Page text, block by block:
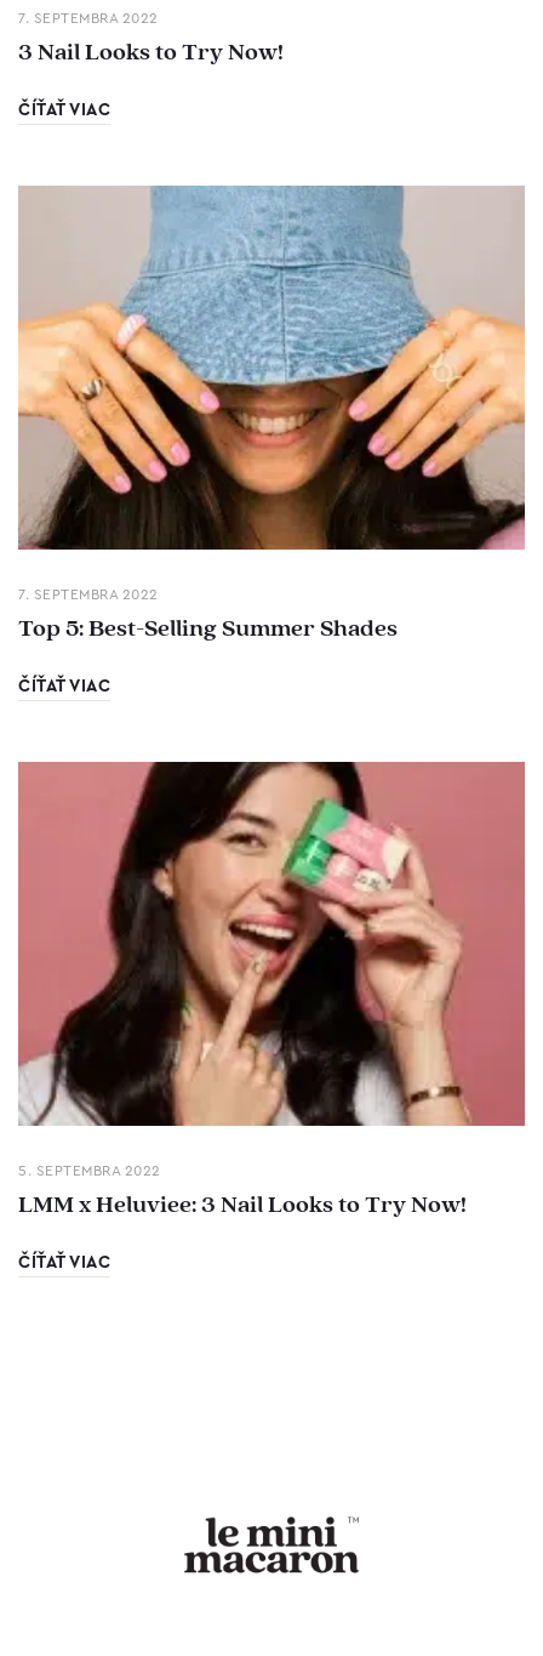
7. SEPTEMBRA 2022
3 Nail Looks to Try Now!
ČÍŤAŤ VIAC
7. SEPTEMBRA 2022
Top 5: Best-Selling Summer Shades
ČÍŤAŤ VIAC
5. SEPTEMBRA 2022
LMM x Heluviee: 3 Nail Looks to Try Now!
ČÍŤAŤ VIAC